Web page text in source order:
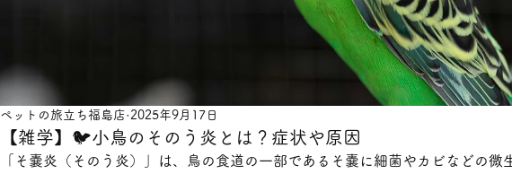
【雑学】🐦️小鳥のそのう炎とは？症状や原因
ペットの旅立ち福島店 2025年9月17日
「そ嚢炎（そのう炎）」は、鳥の食道の一部であるそ嚢に細菌やカビなどの微